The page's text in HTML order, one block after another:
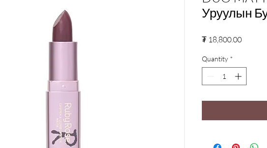
Уруулын
₮ 18,800.00Price
Quantity *